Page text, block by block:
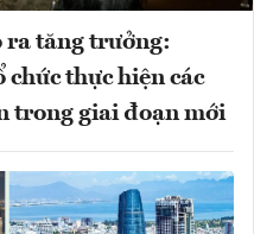
ra tăng trưởng:
chức thực hiện các
trong giai đoạn mới